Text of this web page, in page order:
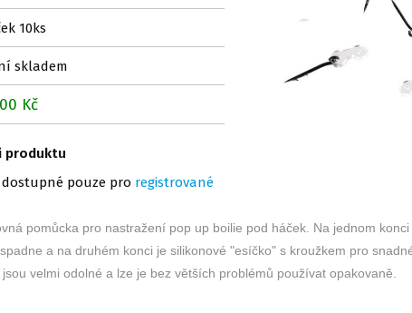
10ks
skladem
Kč
produktu
pouze pro registrované
pomůcka pro nastražení pop up boilie pod háček. Na jednom
a na druhém konci je silikonové "esíčko" s kroužkem pro
velmi odolné a lze je bez větších problémů používat opakovaně.